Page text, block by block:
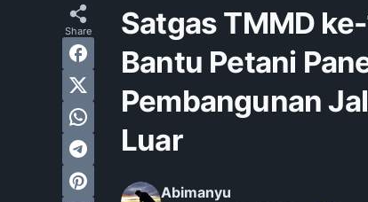
Satgas TMMD
Bantu Petani
Pembangunan
Luar
Abimanyu